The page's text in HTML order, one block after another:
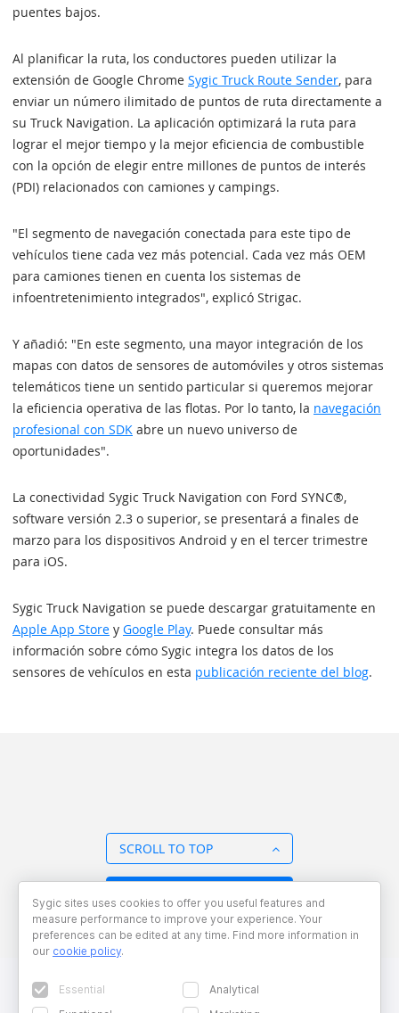
puentes bajos.
Al planificar la ruta, los conductores pueden utilizar la
extensión de Google Chrome Sygic Truck Route Sender, para
enviar un número ilimitado de puntos de ruta directamente a
su Truck Navigation. La aplicación optimizará la ruta para
lograr el mejor tiempo y la mejor eficiencia de combustible
con la opción de elegir entre millones de puntos de interés
(PDI) relacionados con camiones y campings.
"El segmento de navegación conectada para este tipo de
vehículos tiene cada vez más potencial. Cada vez más OEM
para camiones tienen en cuenta los sistemas de
infoentretenimiento integrados", explicó Strigac.
Y añadió: "En este segmento, una mayor integración de los
mapas con datos de sensores de automóviles y otros sistemas
telemáticos tiene un sentido particular si queremos mejorar
la eficiencia operativa de las flotas. Por lo tanto, la navegación
profesional con SDK abre un nuevo universo de
oportunidades".
La conectividad Sygic Truck Navigation con Ford SYNC®,
software versión 2.3 o superior, se presentará a finales de
marzo para los dispositivos Android y en el tercer trimestre
para iOS.
Sygic Truck Navigation se puede descargar gratuitamente en
Apple App Store y Google Play. Puede consultar más
información sobre cómo Sygic integra los datos de los
sensores de vehículos en esta publicación reciente del blog.
SCROLL TO TOP
Sygic sites uses cookies to offer you useful features and
measure performance to improve your experience. Your
preferences can be edited at any time. Find more information in
our cookie policy.
Essential
Analytical